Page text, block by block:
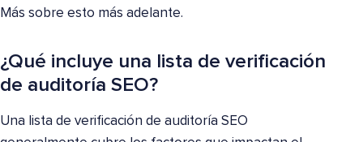
Más sobre esto más adelante.
¿Qué incluye una lista de verificación
de auditoría SEO?
Una lista de verificación de auditoría SEO